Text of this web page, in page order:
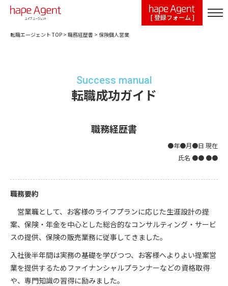
[ 登録フォーム ]
転職エージェント TOP > 職務経歴書 > 保険個人営業
Success manual
転職成功ガイド
職務経歴書
●年●月●日 現在
氏名 ●● ●●
職務要約
営業職として、お客様のライフプランに応じた生涯設計の提
案、保険・年金を中心とした総合的なコンサルティング・サービ
スの提供、保険の販売業務に従事してきました。
入社後半年間は実務の基礎を学びつつ、お客様へよりよい提案営
業を提供するためファイナンシャルプランナーなどの資格取得
や、専門知識の習得に励みました。